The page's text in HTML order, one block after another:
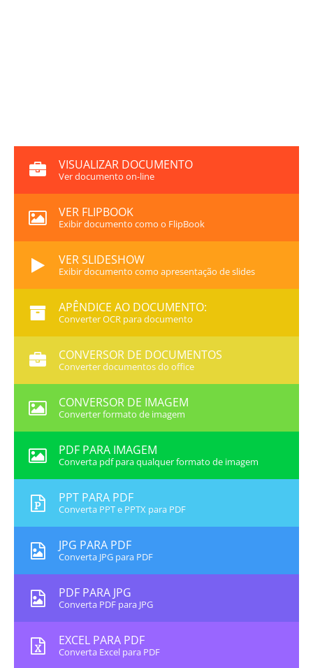
VISUALIZAR DOCUMENTO
Ver documento on-line
VER FLIPBOOK
Exibir documento como o FlipBook
VER SLIDESHOW
Exibir documento como apresentação de slides
APÊNDICE AO DOCUMENTO:
Converter OCR para documento
CONVERSOR DE DOCUMENTOS
Converter documentos do office
CONVERSOR DE IMAGEM
Converter formato de imagem
PDF PARA IMAGEM
Converta pdf para qualquer formato de imagem
PPT PARA PDF
Converta PPT e PPTX para PDF
JPG PARA PDF
Converta JPG para PDF
PDF PARA JPG
Converta PDF para JPG
EXCEL PARA PDF
Converta Excel para PDF